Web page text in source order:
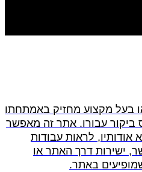
בעל מקצוע מחזיק באמתחתו
ביקור עבורו. אתר זה מאפשר
אודותיו, לראות עבודות
ישירות דרך האתר או
באתר.